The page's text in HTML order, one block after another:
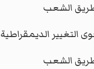
الشعب
التغيير الديمقراطية
الشعب